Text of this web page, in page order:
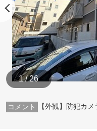
【外観】防犯カ
1 / 26